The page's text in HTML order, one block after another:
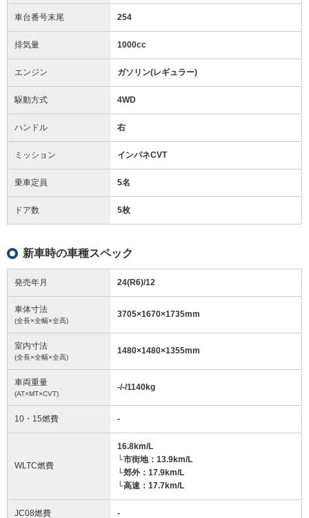
車台番号末尾 254
排気量 1000cc
エンジン ガソリン(レギュラー)
駆動方式 4WD
ハンドル 右
ミッション インパネCVT
乗車定員 5名
ドア数 5枚
新車時の車種スペック
発売年月 24(R6)/12
車体寸法
(全長×全幅×全高)
3705×1670×1735mm
室内寸法
(全長×全幅×全高)
1480×1480×1355mm
車両重量
(AT×MT×CVT)
-/-/1140kg
10・15燃費 -
WLTC燃費
16.8km/L
└市街地：13.9km/L
└郊外：17.9km/L
└高速：17.7km/L
JC08燃費 -